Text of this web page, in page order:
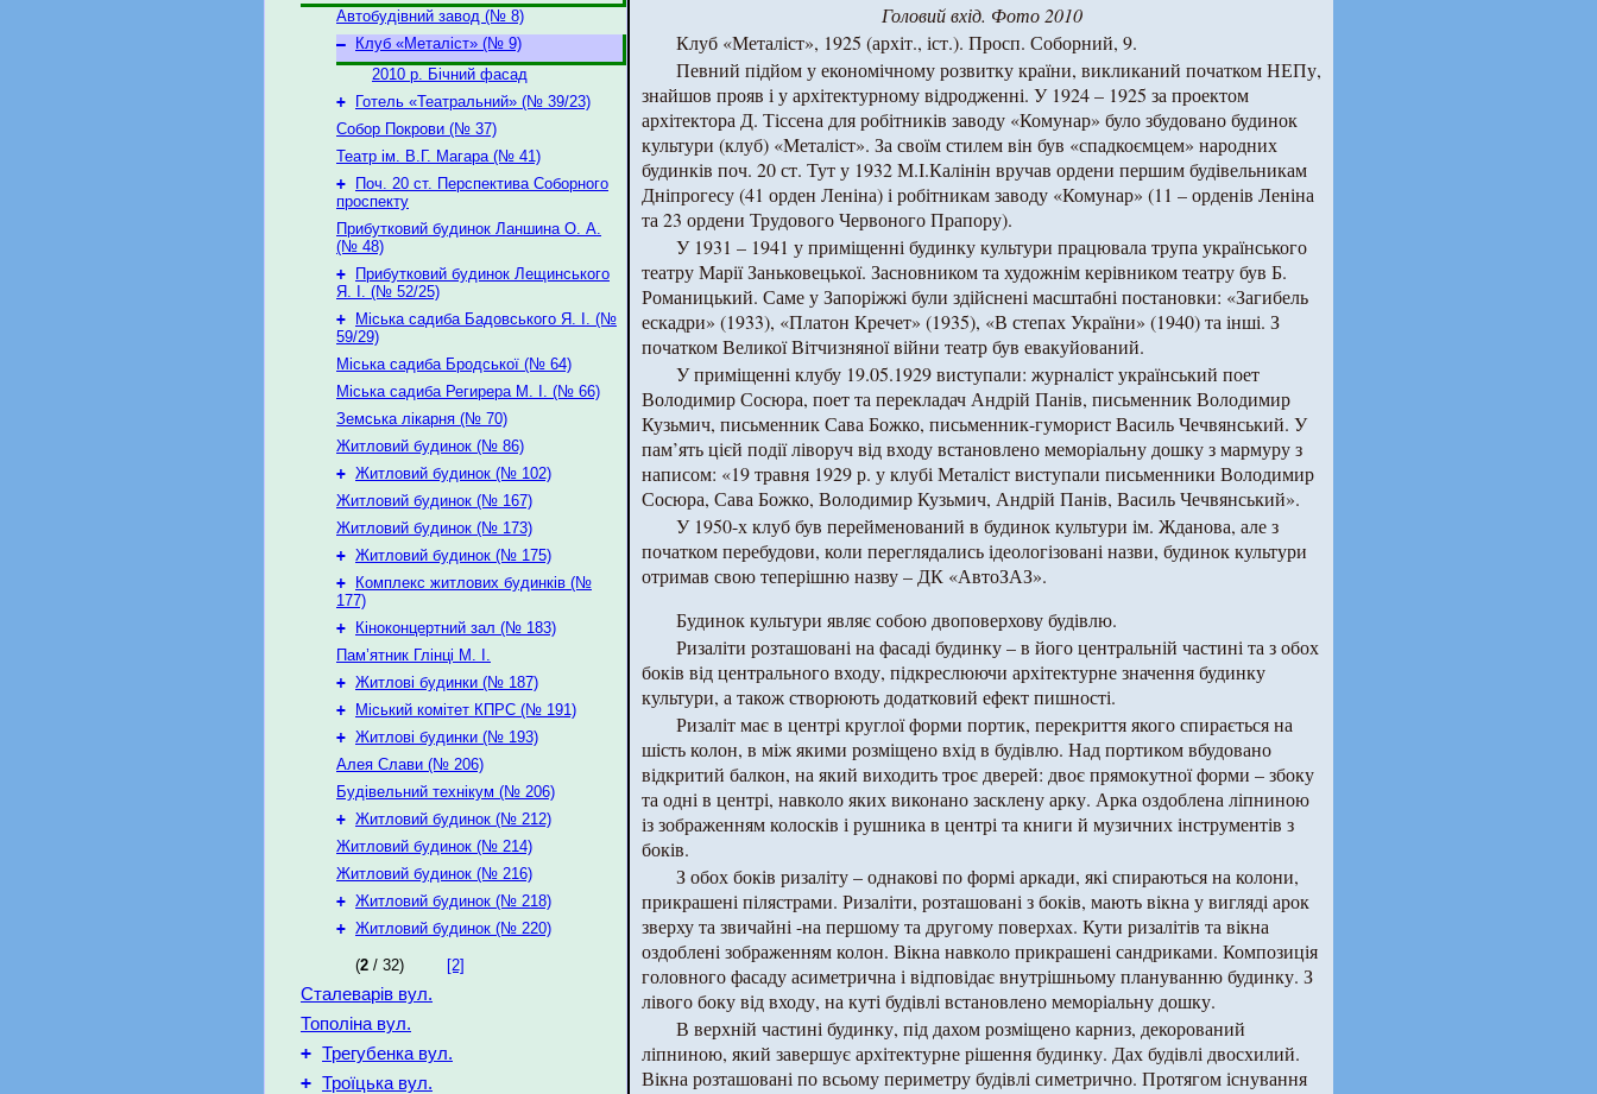
Автобудівний завод (№ 8)
–
Клуб «Металіст» (№ 9)
2010 р. Бічний фасад
+
Готель «Театральний» (№ 39/23)
Собор Покрови (№ 37)
Театр ім. В.Г. Магара (№ 41)
+
Поч. 20 ст. Перспектива Соборного
проспекту
Прибутковий будинок Ланшина О. А.
(№ 48)
+
Прибутковий будинок Лещинського
Я. І. (№ 52/25)
+
Міська садиба Бадовського Я. І. (№
59/29)
Міська садиба Бродської (№ 64)
Міська садиба Регирера М. І. (№ 66)
Земська лікарня (№ 70)
Житловий будинок (№ 86)
+ Житловий будинок (№ 102)
Житловий будинок (№ 167)
Житловий будинок (№ 173)
+ Житловий будинок (№ 175)
+
Комплекс житлових будинків (№
177)
+
Кіноконцертний зал (№ 183)
Пам’ятник Глінці М. І.
+ Житлові будинки (№ 187)
+
Міський комітет КПРС (№ 191)
+ Житлові будинки (№ 193)
Алея Слави (№ 206)
Будівельний технікум (№ 206)
+ Житловий будинок (№ 212)
Житловий будинок (№ 214)
Житловий будинок (№ 216)
+ Житловий будинок (№ 218)
+ Житловий будинок (№ 220)
(2 / 32) [2]
Сталеварів вул.
Тополіна вул.
+ Трегубенка вул.
+ Троїцька вул.
Головий вхід. Фото 2010
Клуб «Металіст», 1925 (архіт., іст.). Просп. Соборний, 9.
Певний підйом у економічному розвитку країни, викликаний початком НЕПу,
знайшов прояв і у архітектурному відродженні. У 1924 – 1925 за проектом
архітектора Д. Тіссена для робітників заводу «Комунар» було збудовано будинок
культури (клуб) «Металіст». За своїм стилем він був «спадкоємцем» народних
будинків поч. 20 ст. Тут у 1932 М.І.Калінін вручав ордени першим будівельникам
Дніпрогесу (41 орден Леніна) і робітникам заводу «Комунар» (11 – орденів Леніна
та 23 ордени Трудового Червоного Прапору).
У 1931 – 1941 у приміщенні будинку культури працювала трупа українського
театру Марії Заньковецької. Засновником та художнім керівником театру був Б.
Романицький. Саме у Запоріжжі були здійснені масштабні постановки: «Загибель
ескадри» (1933), «Платон Кречет» (1935), «В степах України» (1940) та інші. З
початком Великої Вітчизняної війни театр був евакуйований.
У приміщенні клубу 19.05.1929 виступали: журналіст український поет
Володимир Сосюра, поет та перекладач Андрій Панів, письменник Володимир
Кузьмич, письменник Сава Божко, письменник-гуморист Василь Чечвянський. У
пам’ять цієй події ліворуч від входу встановлено меморіальну дошку з мармуру з
написом: «19 травня 1929 р. у клубі Металіст виступали письменники Володимир
Сосюра, Сава Божко, Володимир Кузьмич, Андрій Панів, Василь Чечвянський».
У 1950-х клуб був перейменований в будинок культури ім. Жданова, але з
початком перебудови, коли переглядались ідеологізовані назви, будинок культури
отримав свою теперішню назву – ДК «АвтоЗАЗ».
Будинок культури являє собою двоповерхову будівлю.
Ризаліти розташовані на фасаді будинку – в його центральній частині та з обох
боків від центрального входу, підкреслюючи архітектурне значення будинку
культури, а також створюють додатковий ефект пишності.
Ризаліт має в центрі круглої форми портик, перекриття якого спирається на
шість колон, в між якими розміщено вхід в будівлю. Над портиком вбудовано
відкритий балкон, на який виходить троє дверей: двоє прямокутної форми – збоку
та одні в центрі, навколо яких виконано засклену арку. Арка оздоблена ліпниною
із зображенням колосків і рушника в центрі та книги й музичних інструментів з
боків.
З обох боків ризаліту – однакові по формі аркади, які спираються на колони,
прикрашені пілястрами. Ризаліти, розташовані з боків, мають вікна у вигляді арок
зверху та звичайні -на першому та другому поверхах. Кути ризалітів та вікна
оздоблені зображенням колон. Вікна навколо прикрашені сандриками. Композиція
головного фасаду асиметрична і відповідає внутрішньому плануванню будинку. З
лівого боку від входу, на куті будівлі встановлено меморіальну дошку.
В верхній частині будинку, під дахом розміщено карниз, декорований
ліпниною, який завершує архітектурне рішення будинку. Дах будівлі двосхилий.
Вікна розташовані по всьому периметру будівлі симетрично. Протягом існування